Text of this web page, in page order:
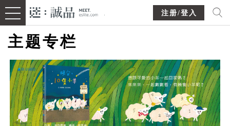
注册/登入
主题专栏